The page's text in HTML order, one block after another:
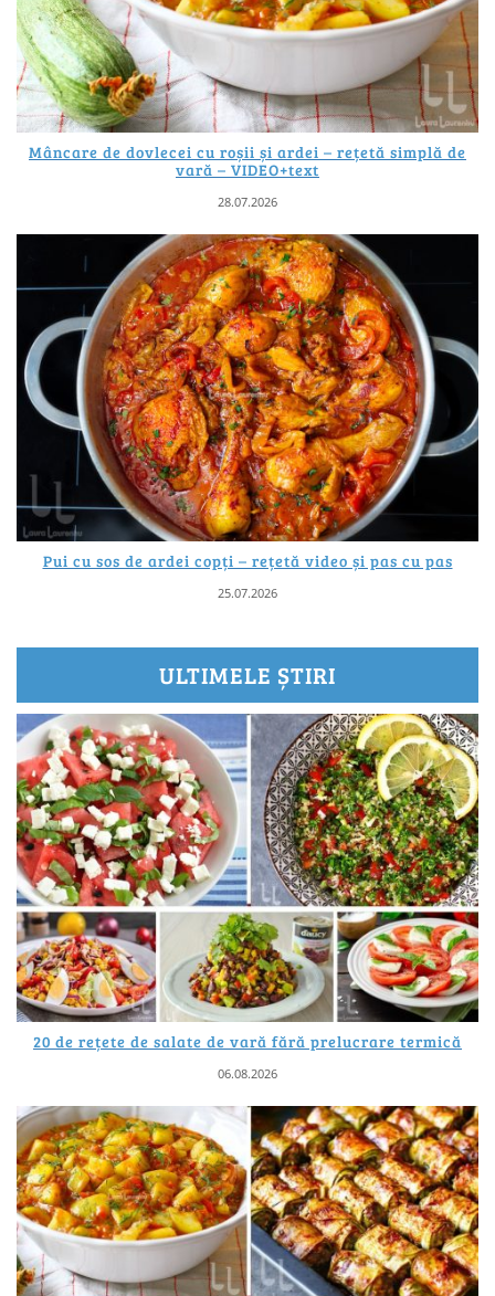
Mâncare de dovlecei cu roșii și ardei – rețetă simplă de
vară – VIDEO+text
28.07.2026
Pui cu sos de ardei copți – rețetă video și pas cu pas
25.07.2026
ULTIMELE ȘTIRI
20 de rețete de salate de vară fără prelucrare termică
06.08.2026